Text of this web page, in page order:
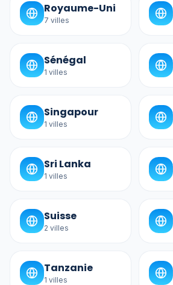
Royaume-Uni
7 villes
Sénégal
1 villes
Singapour
1 villes
Sri Lanka
1 villes
Suisse
2 villes
Tanzanie
1 villes